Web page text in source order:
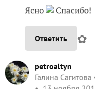
Ясно Спасибо!
Ответить ✿
petroaltyn
Галина Сагитова